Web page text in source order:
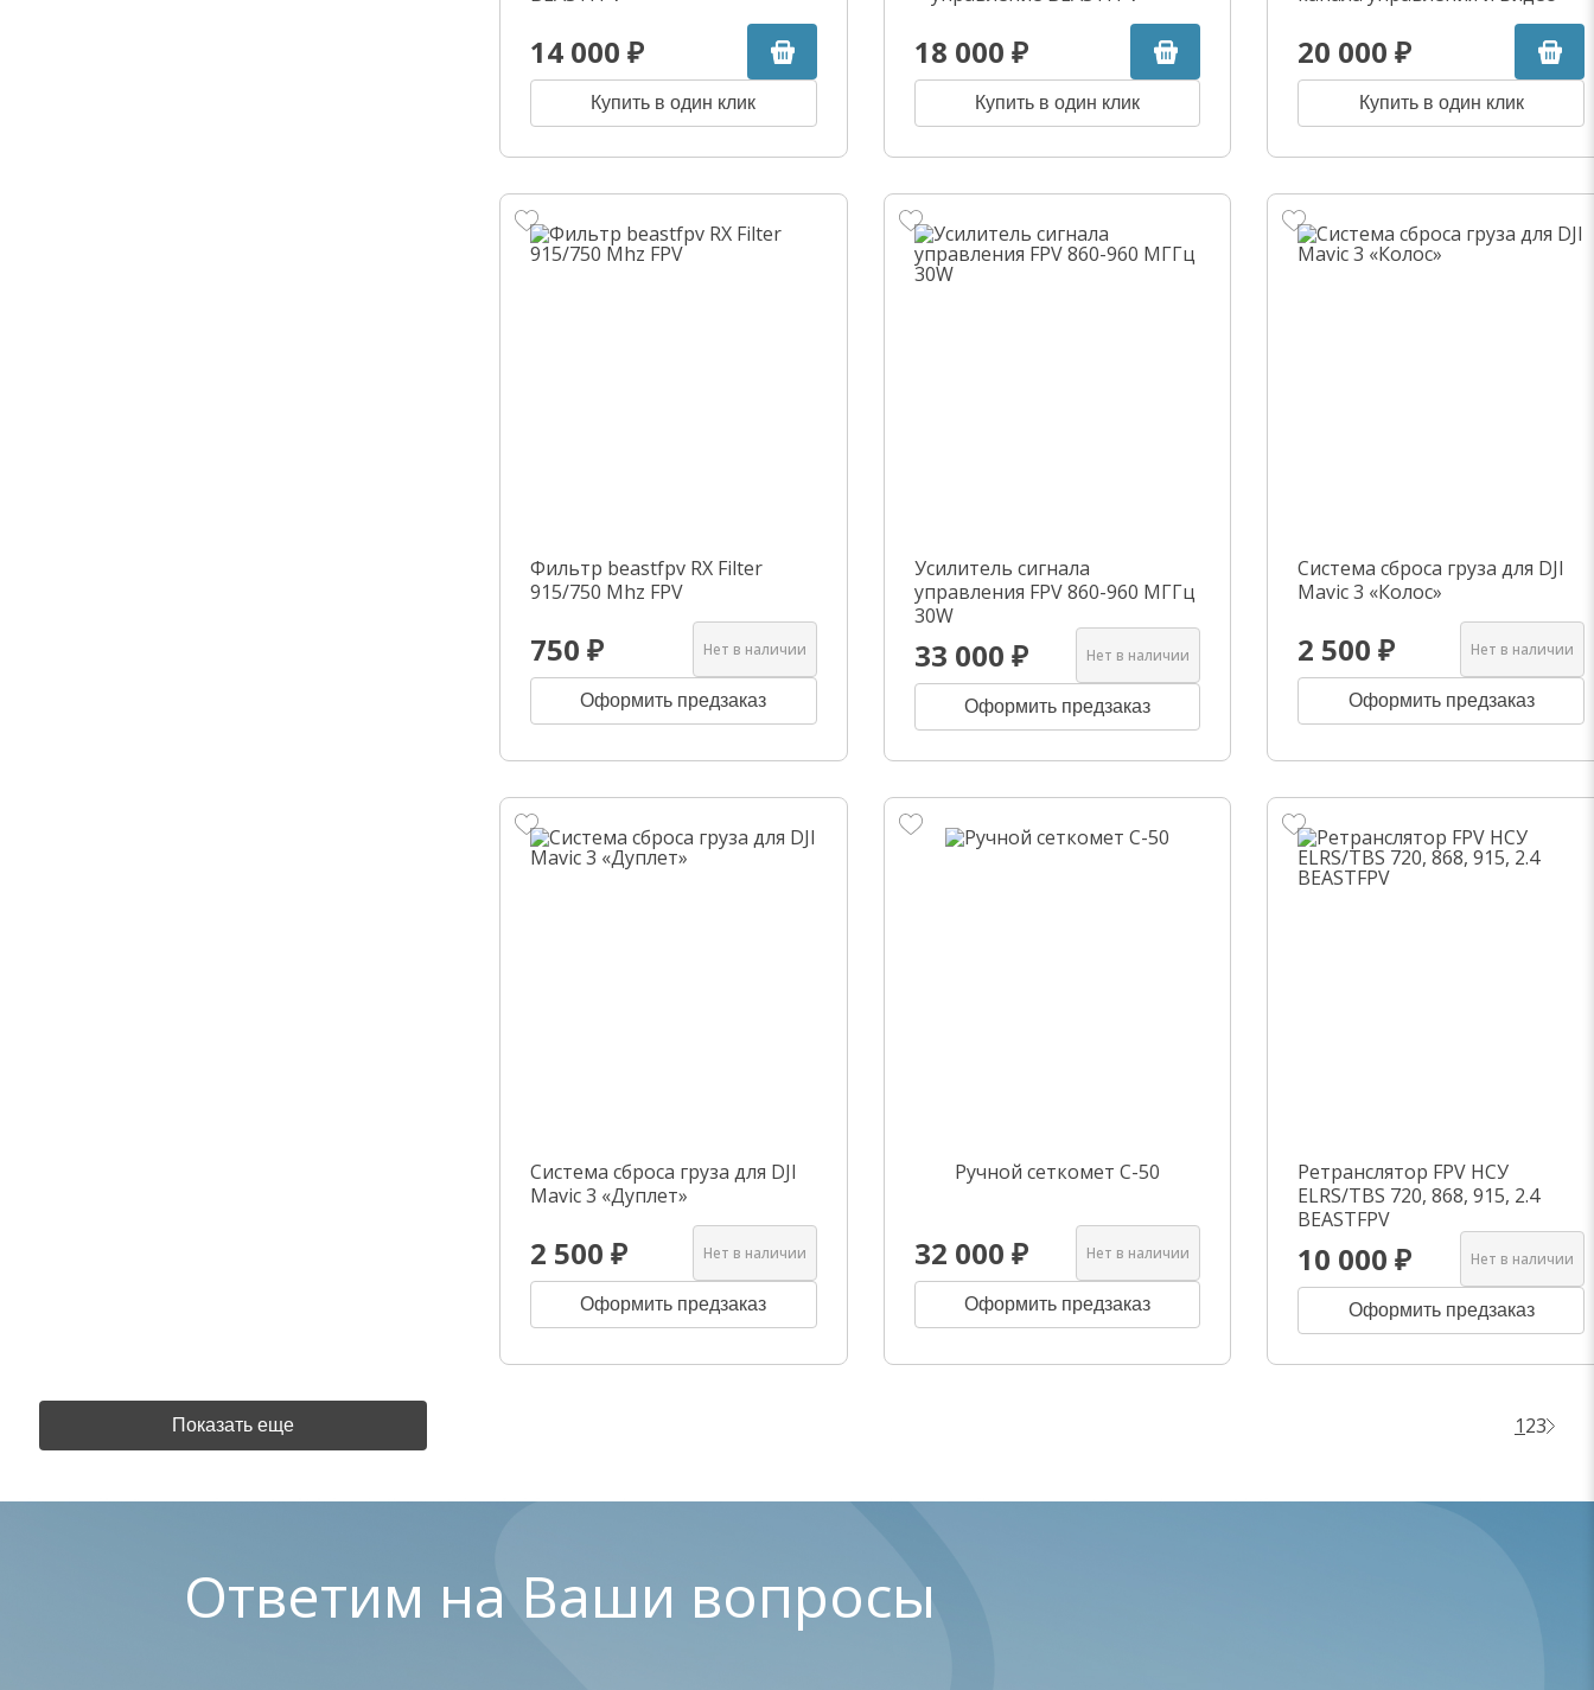
14 000 ₽
Купить в один клик
18 000 ₽
Купить в один клик
20 000 ₽
Купить в один клик
Фильтр beastfpv RX Filter
915/750 Mhz FPV
750 ₽ Нет в наличии
Оформить предзаказ
Усилитель сигнала
управления FPV 860-960 МГГц
30W
33 000 ₽ Нет в наличии
Оформить предзаказ
Система сброса груза для DJI
Mavic 3 «Колос»
2 500 ₽ Нет в наличии
Оформить предзаказ
Система сброса груза для DJI
Mavic 3 «Дуплет»
2 500 ₽ Нет в наличии
Оформить предзаказ
Ручной сеткомет C-50
32 000 ₽ Нет в наличии
Оформить предзаказ
Ретранслятор FPV НСУ
ELRS/TBS 720, 868, 915, 2.4
BEASTFPV
10 000 ₽ Нет в наличии
Оформить предзаказ
Показать еще 123
Ответим на Ваши вопросы